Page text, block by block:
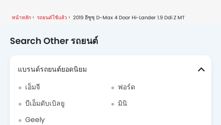
หน้าหลัก รถยนต์ใช้แล้ว 2019 อีซูซุ D-Max 4 Door Hi-Lander 1.9 Ddi Z MT
Search Other รถยนต์
แบรนด์รถยนต์ยอดนิยม
เอ็มจี
ฟอร์ด
บีเอ็มดับเบิลยู
มินิ
Geely